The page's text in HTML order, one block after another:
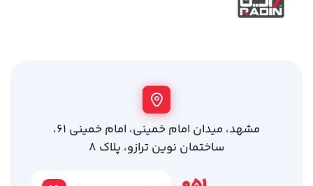
مشهد، میدان امام خمینی، امام خمینی 61،
ساختمان نوین ترازو، پلاک 8